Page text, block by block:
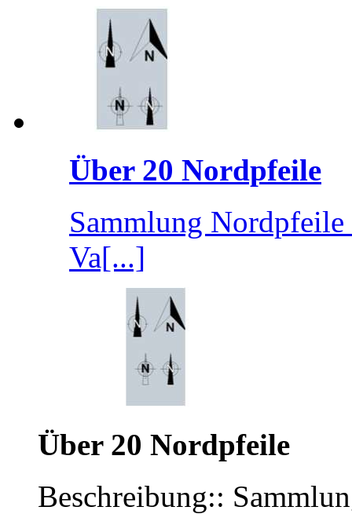
Über 20 Nordpfeile
Sammlung
Va[...]
Über 20 Nordpfeile
Beschreibung::